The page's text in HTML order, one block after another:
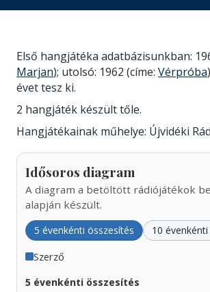
Első hangjátéka adatbázisunkban:
Marjan); utolsó: 1962 (címe: Vérpróba
évet tesz ki.
2 hangjáték készült tőle.
Hangjátékainak műhelye: Újvidéki
Idősoros diagram
A diagram a betöltött rádiójátékok
alapján készült.
5 évenkénti összesítés 10
Szerző
5 évenkénti összesítés